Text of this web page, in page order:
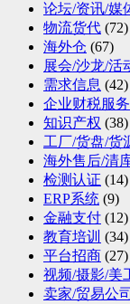
论坛/资讯/媒
物流货代 (72)
海外仓 (67)
展会/沙龙/活
需求信息 (42)
企业财税服务
知识产权 (38)
工厂/货盘/货
海外售后/清
检测认证 (14)
ERP系统 (9)
金融支付 (12)
教育培训 (34)
平台招商 (27)
视频/摄影/美
卖家/贸易公司